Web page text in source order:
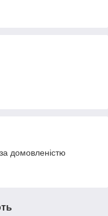
домовленістю